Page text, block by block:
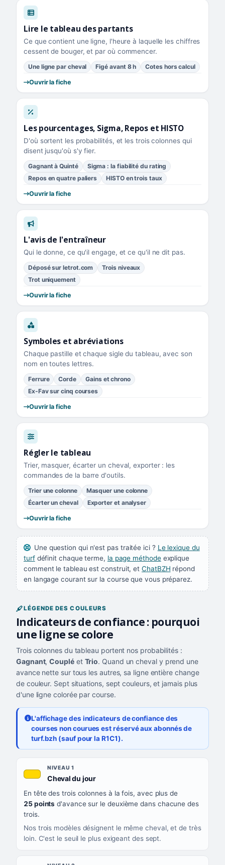
Lire le tableau des partants
Ce que contient une ligne, l'heure à laquelle les chiffres
cessent de bouger, et par où commencer.
Une ligne par cheval Figé avant 8 h Cotes hors calcul
Ouvrir la fiche
Les pourcentages, Sigma, Repos et HISTO
D'où sortent les probabilités, et les trois colonnes qui
disent jusqu'où s'y fier.
Gagnant à Quinté
Sigma : la fiabilité du rating
Repos en quatre paliers
HISTO en trois taux
Ouvrir la fiche
L'avis de l'entraîneur
Qui le donne, ce qu'il engage, et ce qu'il ne dit pas.
Déposé sur letrot.com
Trois niveaux
Trot uniquement
Ouvrir la fiche
Symboles et abréviations
Chaque pastille et chaque sigle du tableau, avec son
nom en toutes lettres.
Ferrure Corde
Gains et chrono
Ex-Fav sur cinq courses
Ouvrir la fiche
Régler le tableau
Trier, masquer, écarter un cheval, exporter : les
commandes de la barre d'outils.
Trier une colonne
Masquer une colonne
Écarter un cheval
Exporter et analyser
Ouvrir la fiche
Une question qui n'est pas traitée ici ? Le lexique du
turfdéfinit chaque terme, la page méthodeexplique
comment le tableau est construit, etChatBZH répond
en langage courant sur la course que vous préparez.
LÉGENDE DES COULEURS
Indicateurs de confiance : pourquoi
une ligne se colore
Trois colonnes du tableau portent nos probabilités :
Gagnant,Coupléet Trio. Quand un cheval y prend une
avance nette sur tous les autres, sa ligne entière change
de couleur. Sept situations, sept couleurs, et jamais plus
d'une ligne colorée par course.
L'affichage des indicateurs de confiance des
courses non courues est réservé aux abonnés de
turf.bzh (sauf pour la R1C1).
QUAND LA LIGNE PREND CETTE COULEUR
CE QUE CELA VOUS DIT
NIVEAU 1
Cheval du jour, couleur jaune or
En tête des trois colonnes à la fois, avec plus de
25 points d'avance sur le deuxième dans chacune des
trois.
Nos trois modèles désignent le même cheval, et de très
loin. C'est le seuil le plus exigeant des sept.